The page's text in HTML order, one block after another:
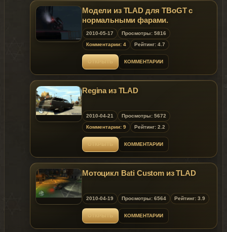
Модели из TLAD для TBoGT с
нормальными фарами.
2010-05-17
Просмотры: 5816
Комментарии: 4
Рейтинг: 4.7
ОТКРЫТЬ КОММЕНТАРИИ
Regina из TLAD
2010-04-21
Просмотры: 5672
Комментарии: 9
Рейтинг: 2.2
ОТКРЫТЬ КОММЕНТАРИИ
Мотоцикл Bati Custom из TLAD
2010-04-19 Просмотры: 6564 Рейтинг: 3.9
ОТКРЫТЬ КОММЕНТАРИИ